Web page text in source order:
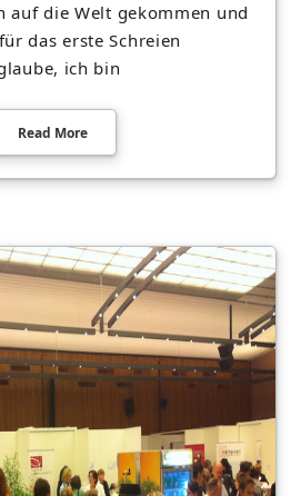
auf die Welt gekommen und
das erste Schreien
ich bin
Read More